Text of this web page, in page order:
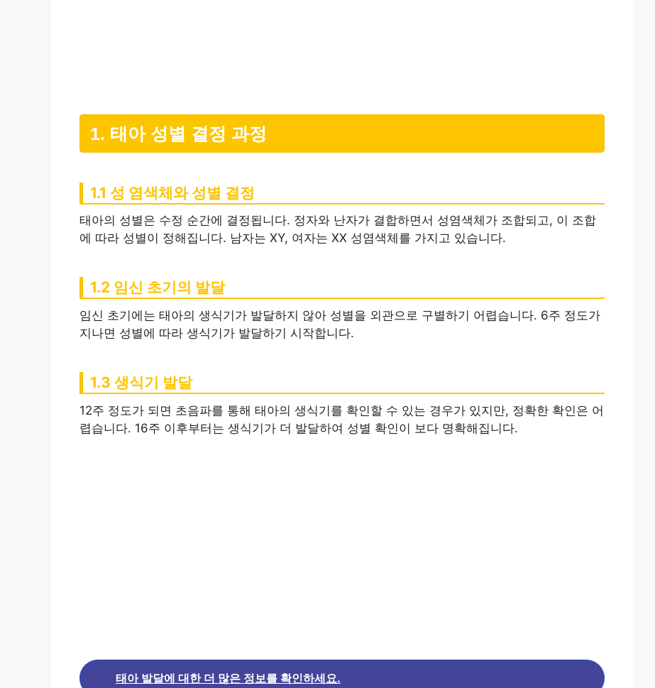
1. 태아 성별 결정 과정
1.1 성 염색체와 성별 결정
태아의 성별은 수정 순간에 결정됩니다. 정자와 난자가 결합하면서 성염색체가 조합되고, 이 조합
에 따라 성별이 정해집니다. 남자는 XY, 여자는 XX 성염색체를 가지고 있습니다.
1.2 임신 초기의 발달
임신 초기에는 태아의 생식기가 발달하지 않아 성별을 외관으로 구별하기 어렵습니다. 6주 정도가
지나면 성별에 따라 생식기가 발달하기 시작합니다.
1.3 생식기 발달
12주 정도가 되면 초음파를 통해 태아의 생식기를 확인할 수 있는 경우가 있지만, 정확한 확인은 어
렵습니다. 16주 이후부터는 생식기가 더 발달하여 성별 확인이 보다 명확해집니다.
태아 발달에 대한 더 많은 정보를 확인하세요.